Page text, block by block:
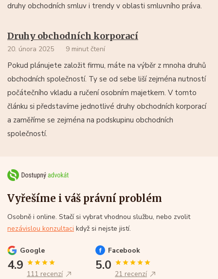
druhy obchodních smluv i trendy v oblasti smluvního práva.
Druhy obchodních korporací
20. února 2025 9 minut čtení
Pokud plánujete založit firmu, máte na výběr z mnoha druhů
obchodních společností. Ty se od sebe liší zejména nutností
počátečního vkladu a ručení osobním majetkem. V tomto
článku si představíme jednotlivé druhy obchodních korporací
a zaměříme se zejména na podskupinu obchodních
společností.
Vyřešíme i váš právní problém
Osobně i online. Stačí si vybrat vhodnou službu, nebo zvolit
nezávislou konzultaci když si nejste jistí.
Google
4.9
111 recenzí
Facebook
5.0
21 recenzí